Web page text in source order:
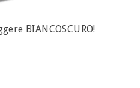
BIANCOSCURO!